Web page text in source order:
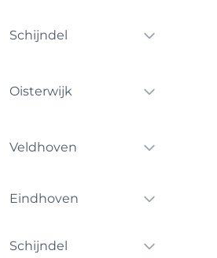
Schijndel
Oisterwijk
Veldhoven
Eindhoven
Schijndel